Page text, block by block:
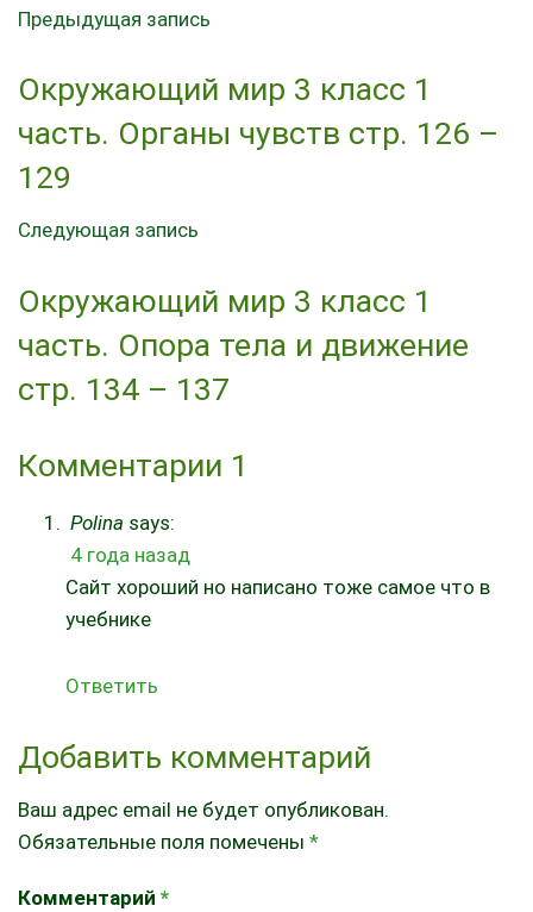
Предыдущая запись
Окружающий мир 3 класс 1
часть. Органы чувств стр. 126 –
129
Следующая запись
Окружающий мир 3 класс 1
часть. Опора тела и движение
стр. 134 – 137
Комментарии 1
Polina says:
4 года назад
Сайт хороший но написано тоже самое что в
учебнике
Ответить
Добавить комментарий
Ваш адрес email не будет опубликован.
Обязательные поля помечены *
Комментарий *